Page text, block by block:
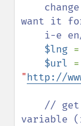
want it
$lng =
$url
"http://
// get
variable